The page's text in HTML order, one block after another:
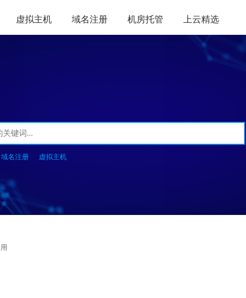
虚拟主机 域名注册 机房托管 上云精选
域名注册 虚拟主机